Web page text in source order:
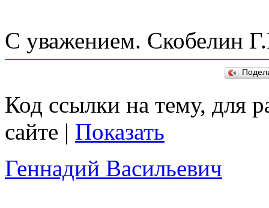
С уважением. Скобелин
Код ссылки на тему, для
сайте | Показать
Геннадий Васильевич